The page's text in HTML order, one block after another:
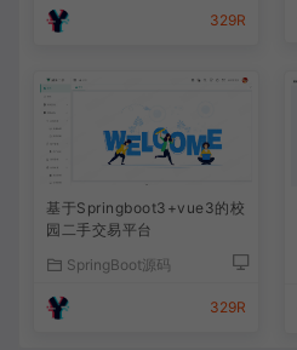
329R
基于Springboot3+vue3的校
园二手交易平台
SpringBoot源码
329R